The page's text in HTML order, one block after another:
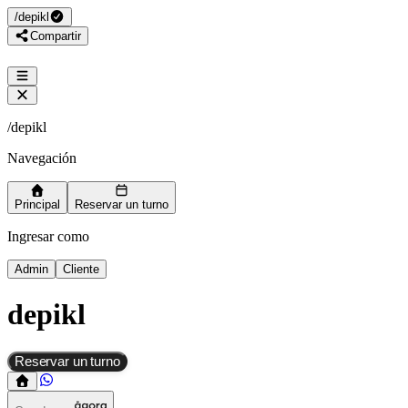
/depikl
Compartir
/depikl
Navegación
Principal Reservar un turno
Ingresar como
Admin Cliente
depikl
Reservar un turno